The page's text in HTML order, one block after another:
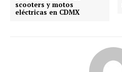
scooters y motos
eléctricas en CDMX